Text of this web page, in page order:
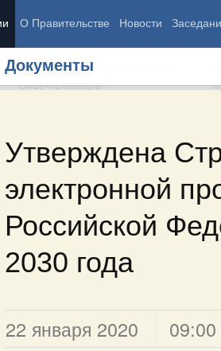
О Правительстве Новости
Документы
Утверждена
электронной
Российской
2030 года
22 января 2020 09:00
Председатель Правительства
Вице-премьеры
Демография
Здоровье
Образование
Культура
Государство
программы